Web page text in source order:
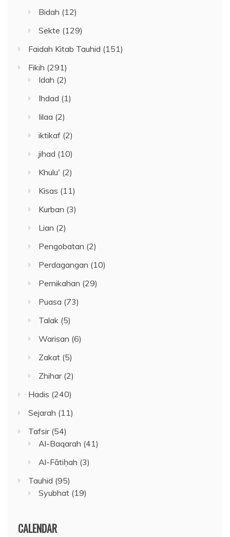
Bidah (12)
Sekte (129)
Faidah Kitab Tauhid (151)
Fikih (291)
Idah (2)
Ihdad (1)
Iilaa (2)
iktikaf (2)
jihad (10)
Khulu' (2)
Kisas (11)
Kurban (3)
Lian (2)
Pengobatan (2)
Perdagangan (10)
Pernikahan (29)
Puasa (73)
Talak (5)
Warisan (6)
Zakat (5)
Zhihar(2)
Hadis (240)
Sejarah (11)
Tafsir(54)
Al-Baqarah (41)
Al-Fātiḥah (3)
Tauhid (95)
Syubhat (19)
CALENDAR